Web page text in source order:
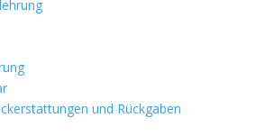
und Rückgaben